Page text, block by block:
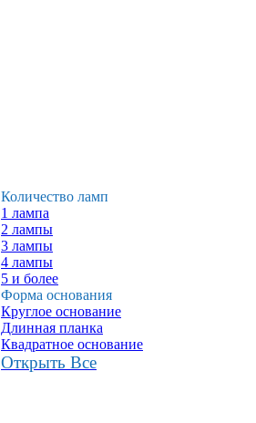
Количество ламп
1 лампа
2 лампы
3 лампы
4 лампы
5 и более
Форма основания
Круглое основание
Длинная планка
Квадратное основание
Открыть Все